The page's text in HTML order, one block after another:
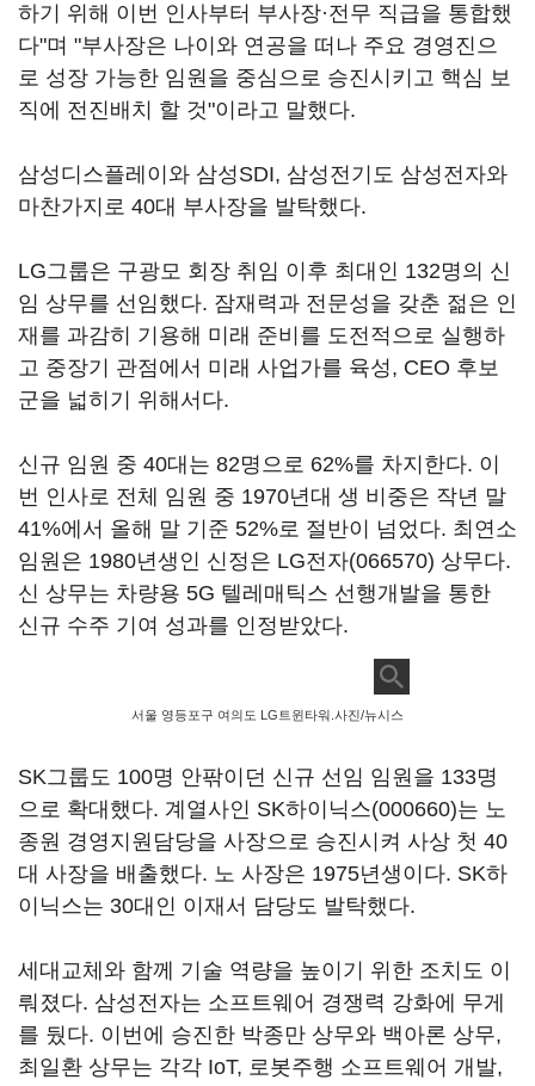
하기 위해 이번 인사부터 부사장·전무 직급을 통합했
다"며 "부사장은 나이와 연공을 떠나 주요 경영진으
로 성장 가능한 임원을 중심으로 승진시키고 핵심 보
직에 전진배치 할 것"이라고 말했다.
삼성디스플레이와 삼성SDI, 삼성전기도 삼성전자와
마찬가지로 40대 부사장을 발탁했다.
LG그룹은 구광모 회장 취임 이후 최대인 132명의 신
임 상무를 선임했다. 잠재력과 전문성을 갖춘 젊은 인
재를 과감히 기용해 미래 준비를 도전적으로 실행하
고 중장기 관점에서 미래 사업가를 육성, CEO 후보
군을 넓히기 위해서다.
신규 임원 중 40대는 82명으로 62%를 차지한다. 이
번 인사로 전체 임원 중 1970년대 생 비중은 작년 말
41%에서 올해 말 기준 52%로 절반이 넘었다. 최연소
임원은 1980년생인 신정은 LG전자(066570) 상무다.
신 상무는 차량용 5G 텔레매틱스 선행개발을 통한
신규 수주 기여 성과를 인정받았다.
서울 영등포구 여의도 LG트윈타워.사진/뉴시스
SK그룹도 100명 안팎이던 신규 선임 임원을 133명
으로 확대했다. 계열사인 SK하이닉스(000660)는 노
종원 경영지원담당을 사장으로 승진시켜 사상 첫 40
대 사장을 배출했다. 노 사장은 1975년생이다. SK하
이닉스는 30대인 이재서 담당도 발탁했다.
세대교체와 함께 기술 역량을 높이기 위한 조치도 이
뤄졌다. 삼성전자는 소프트웨어 경쟁력 강화에 무게
를 뒀다. 이번에 승진한 박종만 상무와 백아론 상무,
최일환 상무는 각각 IoT, 로봇주행 소프트웨어 개발,